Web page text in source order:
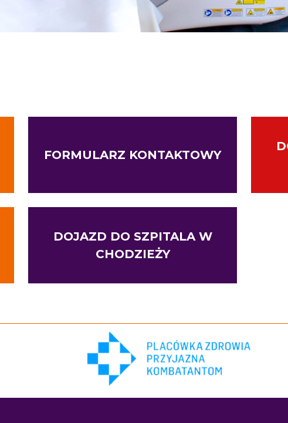
FORMULARZ KONTAKTOWY
DOJAZD DO SZPITALA W
CHODZIEŻY